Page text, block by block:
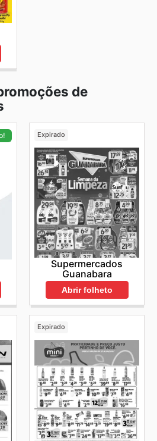
de
Expirado
Supermercados
Guanabara
Abrir folheto
Expirado